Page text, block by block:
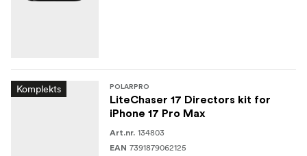
Komplekts POLARPRO
LiteChaser 17 Directors kit for
iPhone 17 Pro Max
Art.nr. 134803
EAN 7391879062125